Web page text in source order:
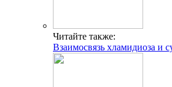
Читайте также:
Взаимосвязь хламидиоза и